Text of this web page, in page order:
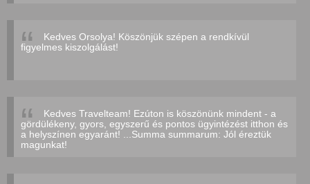
Kedves Orsolya! Köszönjük szépen a rendkívül
figyelmes kiszolgálást!
Kedves Travelteam! Ezúton is köszönünk mindent - a
gördülékeny, gyors, egyszerű és pontos ügyintézést itthon és
a helyszínen egyaránt! ...Summa summarum: Jól éreztük
magunkat!